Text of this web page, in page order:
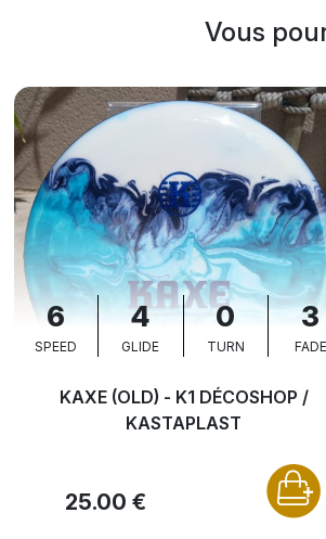
Vous
6
SPEED
4
GLIDE
0
TURN
3
FADE
KAXE (OLD) - K1 DÉCOSHOP /
KASTAPLAST
25.00 €